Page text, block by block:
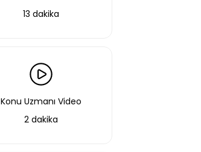
13 dakika
Konu Uzmanı Video
2 dakika